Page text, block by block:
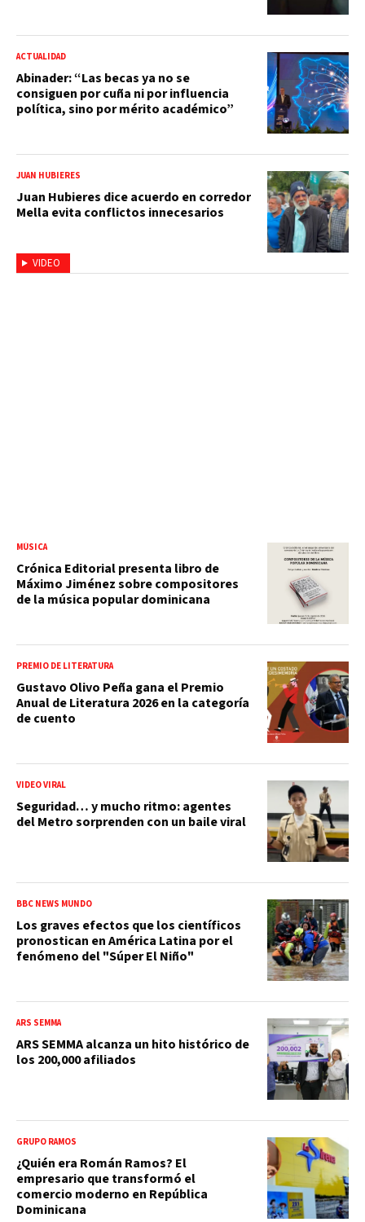
ACTUALIDAD
Abinader: “Las becas ya no se
consiguen por cuña ni por influencia
política, sino por mérito académico”
VIDEO
JUAN HUBIERES
Juan Hubieres dice acuerdo en corredor
Mella evita conflictos innecesarios
MÚSICA
Crónica Editorial presenta libro de
Máximo Jiménez sobre compositores
de la música popular dominicana
PREMIO DE LITERATURA
Gustavo Olivo Peña gana el Premio
Anual de Literatura 2026 en la categoría
de cuento
VIDEO VIRAL
Seguridad… y mucho ritmo: agentes
del Metro sorprenden con un baile viral
BBC NEWS MUNDO
Los graves efectos que los científicos
pronostican en América Latina por el
fenómeno del "Súper El Niño"
ARS SEMMA
ARS SEMMA alcanza un hito histórico de
los 200,000 afiliados
GRUPO RAMOS
¿Quién era Román Ramos? El
empresario que transformó el
comercio moderno en República
Dominicana